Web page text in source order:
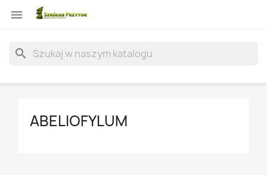

search
ABELIOFYLUM